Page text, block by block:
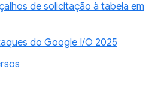
de solicitação à tabela em
do Google I/O 2025